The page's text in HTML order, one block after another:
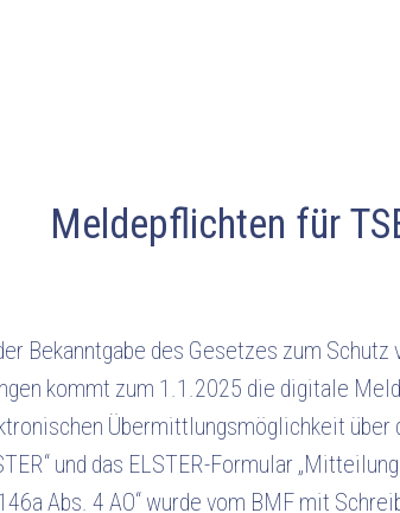
Meldepflichten für
Bekanntgabe des Gesetzes zum Schutz
kommt zum 1.1.2025 die digitale
Übermittlungsmöglichkeit über
und das ELSTER-Formular
Abs. 4 AO“ wurde vom BMF mit